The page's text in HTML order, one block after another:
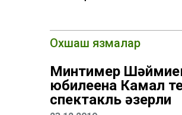
Охшаш язмалар
Минтимер
юбилеена Камал
спектакль әзерли